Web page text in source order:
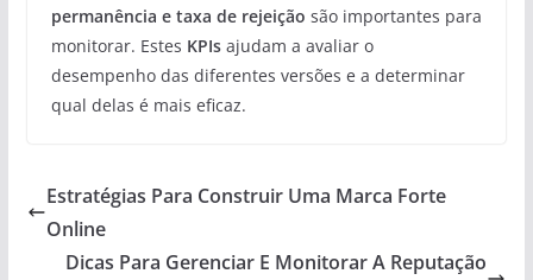
permanência e taxa de rejeição são importantes para
monitorar. Estes KPIsajudam a avaliar o
desempenho das diferentes versões e a determinar
qual delas é mais eficaz.
Estratégias Para Construir Uma Marca Forte
Online
Dicas Para Gerenciar E Monitorar A Reputação